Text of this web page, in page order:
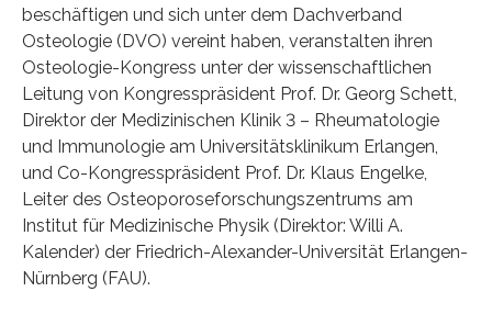
beschäftigen und sich unter dem Dachverband
Osteologie (DVO) vereint haben, veranstalten ihren
Osteologie-Kongress unter der wissenschaftlichen
Leitung von Kongresspräsident Prof. Dr. Georg Schett,
Direktor der Medizinischen Klinik 3 – Rheumatologie
und Immunologie am Universitätsklinikum Erlangen,
und Co-Kongresspräsident Prof. Dr. Klaus Engelke,
Leiter des Osteoporoseforschungszentrums am
Institut für Medizinische Physik (Direktor: Willi A.
Kalender) der Friedrich-Alexander-Universität Erlangen-
Nürnberg (FAU).